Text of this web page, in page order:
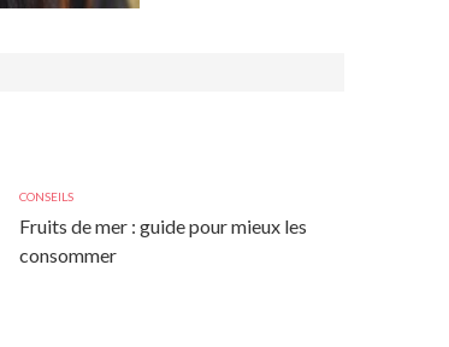
CONSEILS
Fruits de mer : guide pour mieux les
consommer